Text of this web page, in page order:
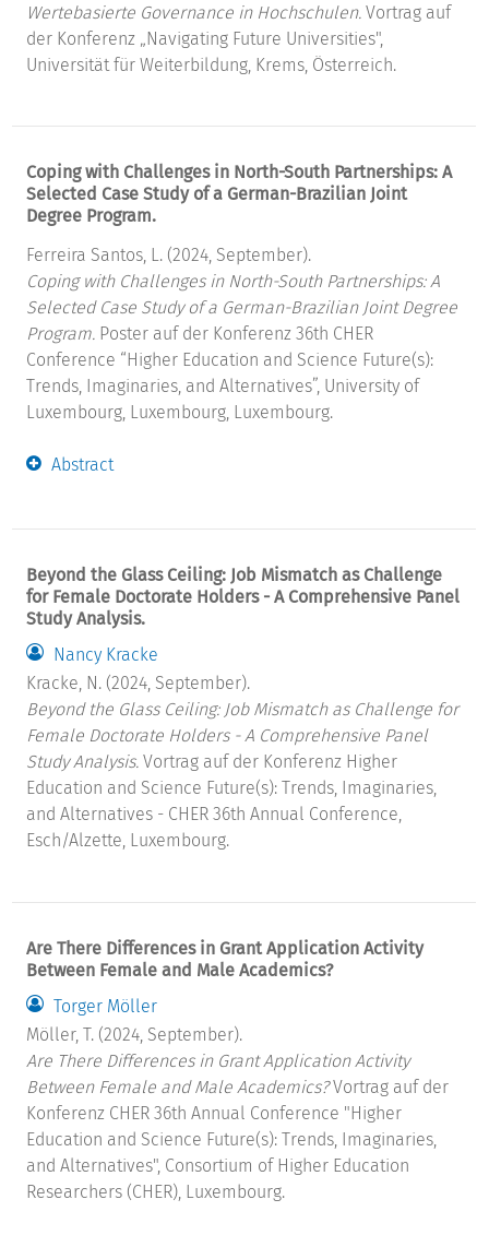
Wertebasierte Governance in Hochschulen. Vortrag auf
der Konferenz „Navigating Future Universities",
Universität für Weiterbildung, Krems, Österreich.
Coping with Challenges in North-South Partnerships: A
Selected Case Study of a German-Brazilian Joint
Degree Program.
Ferreira Santos, L. (2024, September).
Coping with Challenges in North-South Partnerships: A
Selected Case Study of a German-Brazilian Joint Degree
Program. Poster auf der Konferenz 36th CHER
Conference “Higher Education and Science Future(s):
Trends, Imaginaries, and Alternatives”, University of
Luxembourg, Luxembourg, Luxembourg.
Abstract
Beyond the Glass Ceiling: Job Mismatch as Challenge
for Female Doctorate Holders - A Comprehensive Panel
Study Analysis.
Nancy Kracke
Kracke, N. (2024, September).
Beyond the Glass Ceiling: Job Mismatch as Challenge for
Female Doctorate Holders - A Comprehensive Panel
Study Analysis. Vortrag auf der Konferenz Higher
Education and Science Future(s): Trends, Imaginaries,
and Alternatives - CHER 36th Annual Conference,
Esch/Alzette, Luxembourg.
Are There Differences in Grant Application Activity
Between Female and Male Academics?
Torger Möller
Möller, T. (2024, September).
Are There Differences in Grant Application Activity
Between Female and Male Academics?Vortrag auf der
Konferenz CHER 36th Annual Conference "Higher
Education and Science Future(s): Trends, Imaginaries,
and Alternatives", Consortium of Higher Education
Researchers (CHER), Luxembourg.